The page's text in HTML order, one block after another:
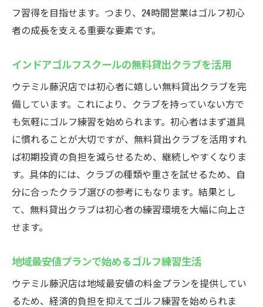
設備
初心者歓迎の環境で気軽に始められる理由
う
手ぶらでOK！藤沢駅近のインドアゴルフ通い放
題
無料貸出クラブ完備で気軽にゴルフを体験
通い放題プランで頻繁な練習を実現
インドアゴルフスクール初心者にも最適な
24時間営業で自分の生活に合わせて通える
駅近の立地で忙しい方も継続しやすい
藤沢駅で24時間営業のゴルフスクールの魅力
初心者に優しいインドアゴルフスクールの
フ習得を目指せます。つまり、24時間営業はゴルフ初心
者の成長を支える重要な要素です。
インドアゴルフスクールの無料貸出クラブを活用
ウテミル藤沢店では初心者に嬉しい無料貸出クラブを完
備しています。これにより、クラブを持っていない方で
も気軽にゴルフ練習を始められます。初心者はまず道具
に慣れることが大切ですが、無料貸出クラブを活用すれ
ば初期投資の負担を減らせるため、継続しやすくなりま
す。具体的には、クラブの種類や重さを試せるため、自
分に合ったクラブ選びの参考にもなります。結果とし
て、無料貸出クラブは初心者の練習環境を大幅に向上さ
せます。
地域最安値プランで始めるゴルフ練習生活
ウテミル藤沢店は地域最安値の料金プランを提供してい
るため、経済的負担を抑えてゴルフ練習を始められま